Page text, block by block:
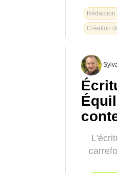
Création